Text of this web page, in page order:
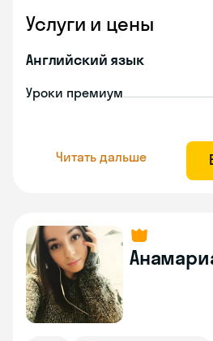
Услуги и цены
Английский язык
Уроки премиум
Читать дальше